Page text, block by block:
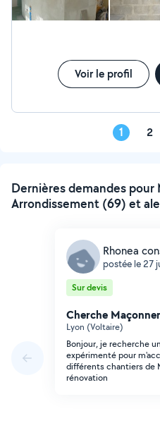
Voir le profil
1 2
Dernières demandes pour
Arrondissement (69) et
Rhonea
postée le 27
Sur devis
Cherche
Lyon (Voltaire)
Bonjour, je recherche
expérimenté pour
différents chantiers de
rénovation